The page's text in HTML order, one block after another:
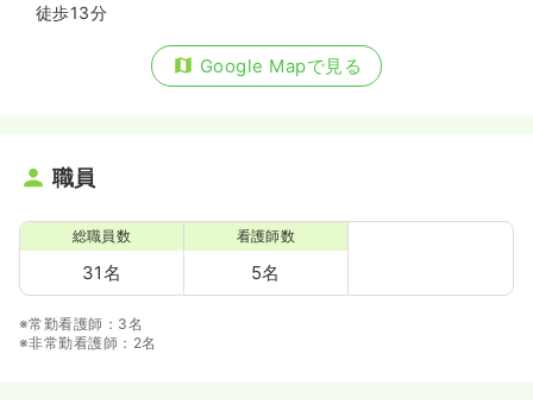
徒歩13分
Google Mapで見る
職員
総職員数
31名
看護師数
5名
※常勤看護師：3名
※非常勤看護師：2名